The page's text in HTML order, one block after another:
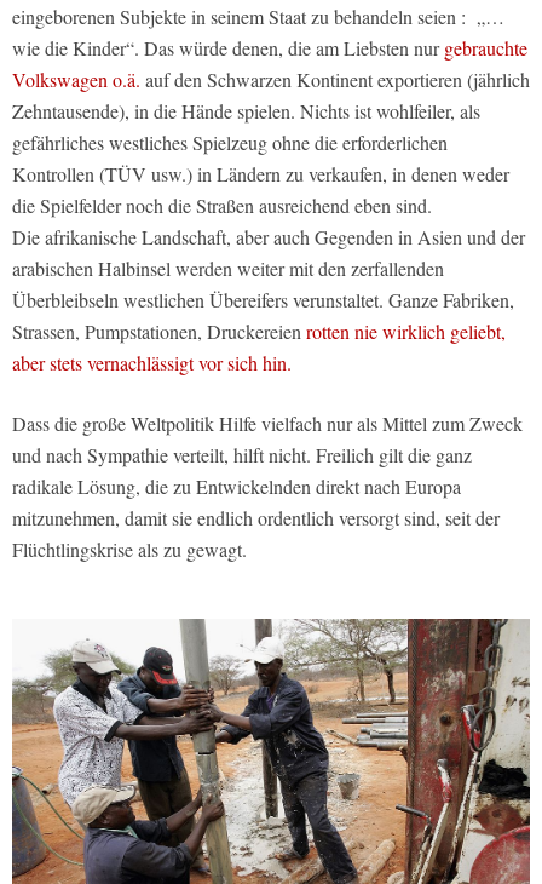
eingeborenen Subjekte in seinem Staat zu behandeln seien : „…
wie die Kinder“. Das würde denen, die am Liebsten nurgebrauchte
Volkswagen o.ä. auf den Schwarzen Kontinent exportieren (jährlich
Zehntausende), in die Hände spielen. Nichts ist wohlfeiler, als
gefährliches westliches Spielzeug ohne die erforderlichen
Kontrollen (TÜV usw.) in Ländern zu verkaufen, in denen weder
die Spielfelder noch die Straßen ausreichend eben sind.
Die afrikanische Landschaft, aber auch Gegenden in Asien und der
arabischen Halbinsel werden weiter mit den zerfallenden
Überbleibseln westlichen Übereifers verunstaltet. Ganze Fabriken,
Strassen, Pumpstationen, Druckereienrotten nie wirklich geliebt,
aber stets vernachlässigt vor sich hin.
Dass die große Weltpolitik Hilfe vielfach nur als Mittel zum Zweck
und nach Sympathie verteilt, hilft nicht. Freilich gilt die ganz
radikale Lösung, die zu Entwickelnden direkt nach Europa
mitzunehmen, damit sie endlich ordentlich versorgt sind, seit der
Flüchtlingskrise als zu gewagt.